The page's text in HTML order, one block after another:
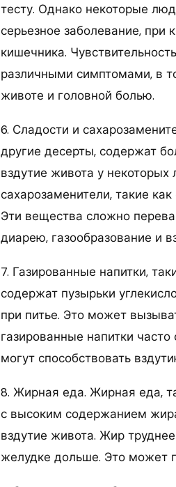
тесту. Однако некоторые
серьезное заболевание,
кишечника.
различными симптомами, в
животе и головной болью.
6. Сладости и
другие десерты, содержат
вздутие живота у
сахарозаменители, такие
Эти вещества сложно
диарею, газообразование и
7. Газированные напитки,
содержат пузырьки
при питье. Это может
газированные напитки
могут способствовать
8. Жирная еда. Жирная еда,
с высоким содержанием
вздутие живота. Жир
желудке дольше. Это может